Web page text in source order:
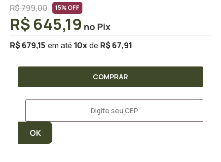
R$ 799,00 15% OFF
R$ 679,15 10x R$ 67,91
R$ 645,19
COMPRAR